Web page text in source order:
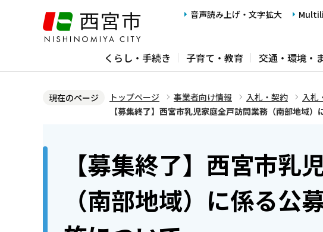
ジ
音声読み上げ・文字拡大
くらし・手続き 子育て・教育 交通・環境・
現在のページ トップページ 事業者向け情報 入札・契約 入札
【募集終了】西宮市乳児家庭全戸訪問業務（南部地域
【募集終了】西宮市乳
（南部地域）に係る公